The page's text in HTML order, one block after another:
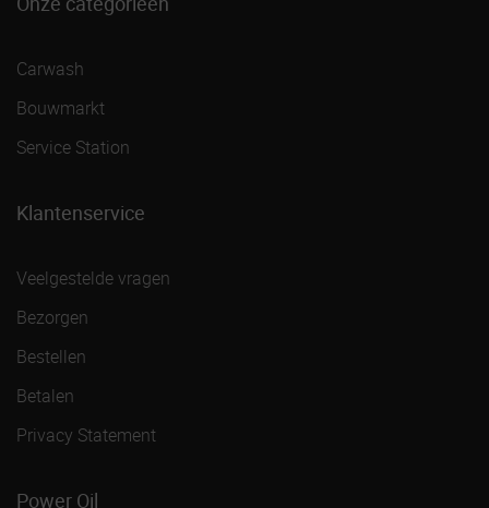
Carwash
Bouwmarkt
Service Station
Klantenservice
Veelgestelde vragen
Bezorgen
Bestellen
Betalen
Privacy Statement
Power Oil